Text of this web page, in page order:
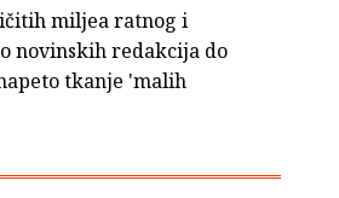
miljea ratnog i
novinskih redakcija do
tkanje 'malih